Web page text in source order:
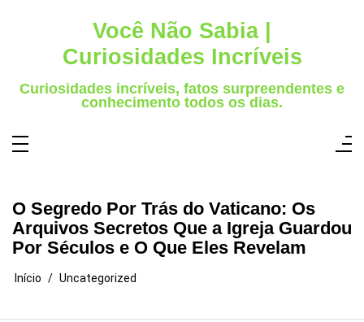
Você Não Sabia |
Curiosidades Incríveis
Curiosidades incríveis, fatos surpreendentes e
conhecimento todos os dias.
O Segredo Por Trás do Vaticano: Os
Arquivos Secretos Que a Igreja Guardou
Por Séculos e O Que Eles Revelam
Início Uncategorized